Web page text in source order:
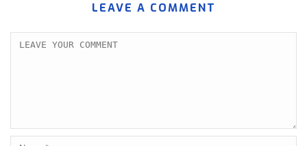
LEAVE A COMMENT